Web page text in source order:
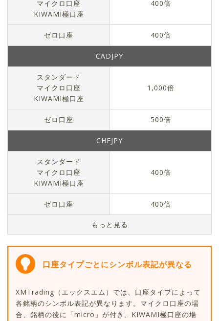
マイクロ口座
KIWAMI極口座
400倍
ゼロ口座 400倍
CADJPY
スタンダード
マイクロ口座
KIWAMI極口座
1,000倍
ゼロ口座 500倍
CHFJPY
スタンダード
マイクロ口座
KIWAMI極口座
400倍
ゼロ口座 400倍
口座タイプごとにシンボル表記が異なる
XMTrading（エックスエム）では、口座タイプによって
各銘柄のシンボル表記が異なります。マイクロ口座の場
合、銘柄の後に「micro」が付き、KIWAMI極口座の場